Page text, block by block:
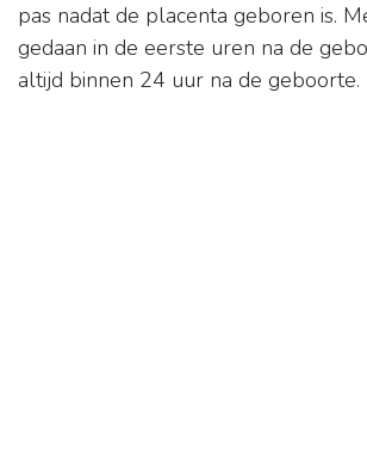
pas nadat de placenta geboren is.
gedaan in de eerste uren na de
altijd binnen 24 uur na de geboorte.